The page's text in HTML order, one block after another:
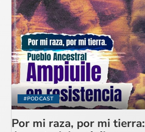
#PODCAST
Por mi raza, por mi